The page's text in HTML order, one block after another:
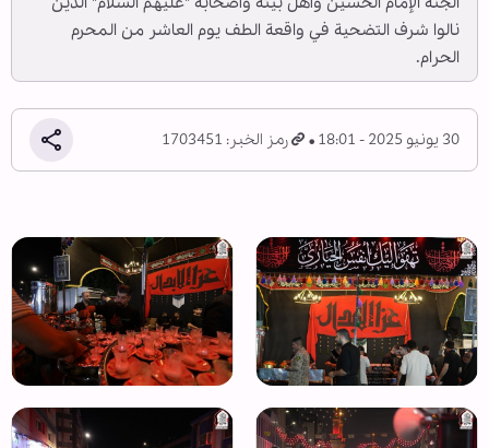
نالوا شرف التضحية في واقعة الطف يوم العاشر من المحرم
الحرام.
30 يونيو 2025 - 18:01 رمز الخبر: 1703451